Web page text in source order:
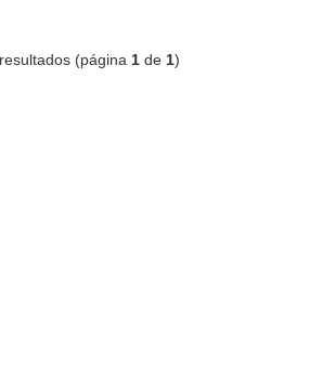
resultados (página 1 de 1)